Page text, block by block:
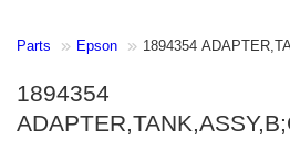
Parts Epson 1894354
1894354